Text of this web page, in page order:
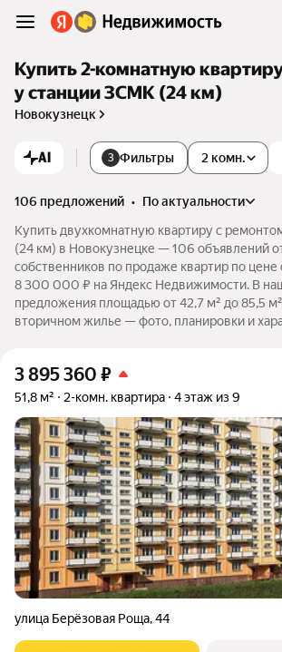
Купить 2-комнатную
у станции ЗСМК (24 км)
Новокузнецк
AI 3 Фильтры 2 комн.
106 предложений •
по актуальности
Купить двухкомнатную квартиру с
(24 км) в Новокузнецке — 106 объявлений
собственников по продаже квартир по
8 300 000 ₽ на Яндекс Недвижимости. В
предложения площадью от 42,7 м² до 85,5
вторичном жилье — фото, планировки и
3 895 360 ₽
51,8 м² 2-комн. квартира 4 этаж из 9
улица Берёзовая Роща,44